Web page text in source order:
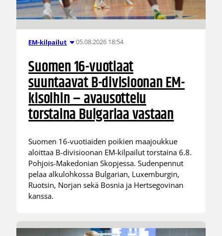
EM-kilpailut 05.08.2026 18:54
Suomen 16-vuotiaat
suuntaavat B-divisioonan EM-
kisoihin – avausottelu
torstaina Bulgariaa vastaan
Suomen 16-vuotiaiden poikien maajoukkue
aloittaa B-divisioonan EM-kilpailut torstaina 6.8.
Pohjois-Makedonian Skopjessa. Sudenpennut
pelaa alkulohkossa Bulgarian, Luxemburgin,
Ruotsin, Norjan sekä Bosnia ja Hertsegovinan
kanssa.